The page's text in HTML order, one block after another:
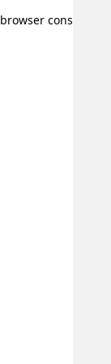
browser console for